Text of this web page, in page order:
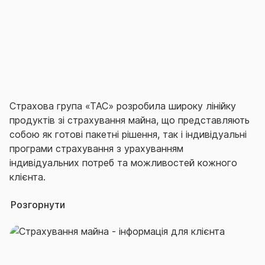
Страхова група «ТАС» розробила широку лінійку
продуктів зі страхування майна, що представляють
собою як готові пакетні рішення, так і індивідуальні
програми страхування з урахуванням
індивідуальних потреб та можливостей кожного
клієнта.
Серед договорів-бестселерів в сегменті
відзначити наступні:
Розгорнути